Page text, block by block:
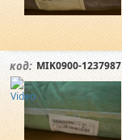
код: MIK0900-1237987